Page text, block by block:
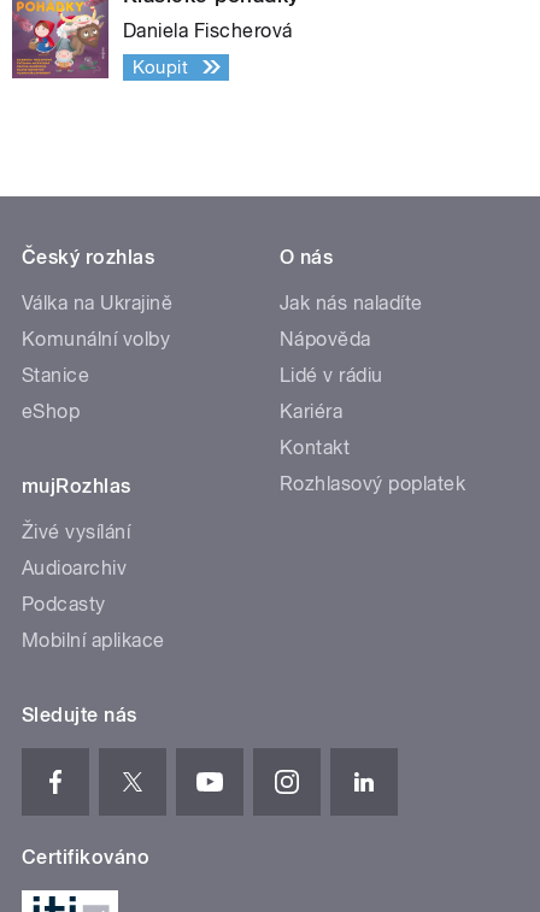
Daniela Fischerová
Koupit
Český rozhlas
Válka na Ukrajině
Komunální volby
Stanice
eShop
mujRozhlas
Živé vysílání
Audioarchiv
Podcasty
Mobilní aplikace
O nás
Jak nás naladíte
Nápověda
Lidé v rádiu
Kariéra
Kontakt
Rozhlasový poplatek
Sledujte nás
Certifikováno